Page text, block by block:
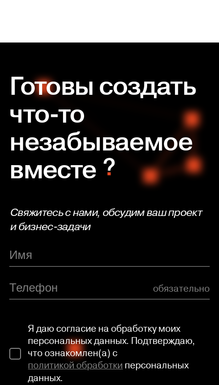
Готовы создать
что-то
незабываемое
вместе
Свяжитесь с нами, обсудим ваш проект
и бизнес-задачи
обязательно
Я даю согласие на обработку моих
персональных данных. Подтверждаю,
что ознакомлен(а) с
политикой обработкиперсональных
данных.